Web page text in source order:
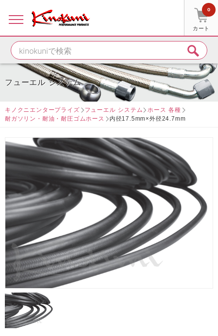
カート
0
フューエル システム
キノクニエンタープライズ フューエル システム
ホース 各種
耐ガソリン・耐油・耐圧ゴムホース
内径17.5mm×外径24.7mm